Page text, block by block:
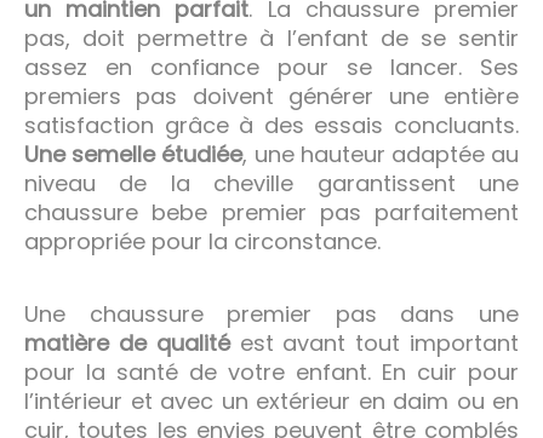
un maintien parfait. La chaussure premier
pas, doit permettre à l’enfant de se sentir
assez en confiance pour se lancer. Ses
premiers pas doivent générer une entière
satisfaction grâce à des essais concluants.
Une semelle étudiée, une hauteur adaptée au
niveau de la cheville garantissent une
chaussure bebe premier pas parfaitement
appropriée pour la circonstance.
Une chaussure premier pas dans une
matière de qualitéest avant tout important
pour la santé de votre enfant. En cuir pour
l’intérieur et avec un extérieur en daim ou en
cuir, toutes les envies peuvent être comblés